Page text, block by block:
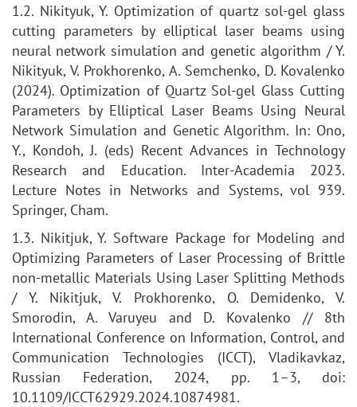
1.2. Nikityuk, Y. Optimization of quartz sol-gel glass
cutting parameters by elliptical laser beams using
neural network simulation and genetic algorithm / Y.
Nikityuk, V. Prokhorenko, A. Semchenko, D. Kovalenko
(2024). Optimization of Quartz Sol-gel Glass Cutting
Parameters by Elliptical Laser Beams Using Neural
Network Simulation and Genetic Algorithm. In: Ono,
Y., Kondoh, J. (eds) Recent Advances in Technology
Research and Education. Inter-Academia 2023.
Lecture Notes in Networks and Systems, vol 939.
Springer, Cham.
1.3. Nikitjuk, Y. Software Package for Modeling and
Optimizing Parameters of Laser Processing of Brittle
non-metallic Materials Using Laser Splitting Methods
/ Y. Nikitjuk, V. Prokhorenko, O. Demidenko, V.
Smorodin, A. Varuyeu and D. Kovalenko // 8th
International Conference on Information, Control, and
Communication Technologies (ICCT), Vladikavkaz,
Russian Federation, 2024, pp. 1–3, doi:
10.1109/ICCT62929.2024.10874981.